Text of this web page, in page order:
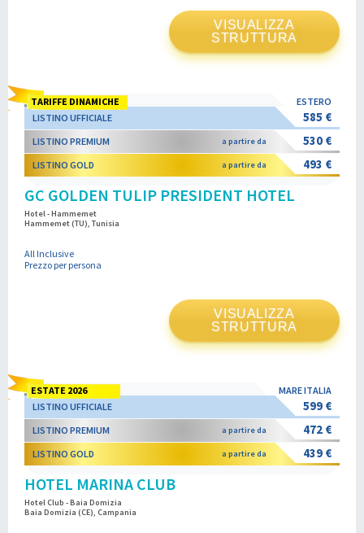
VISUALIZZA
STRUTTURA
ESTERO
LISTINO UFFICIALE
585 €
LISTINO PREMIUM a partire da 530 €
LISTINO GOLD a partire da 493 €
TARIFFE DINAMICHE
GC GOLDEN TULIP PRESIDENT HOTEL
Hotel - Hammemet
Hammemet (TU), Tunisia
All Inclusive
Prezzo per persona
VISUALIZZA
STRUTTURA
MARE ITALIA
LISTINO UFFICIALE
599 €
LISTINO PREMIUM a partire da 472 €
LISTINO GOLD a partire da 439 €
ESTATE 2026
HOTEL MARINA CLUB
Hotel Club - Baia Domizia
Baia Domizia (CE), Campania